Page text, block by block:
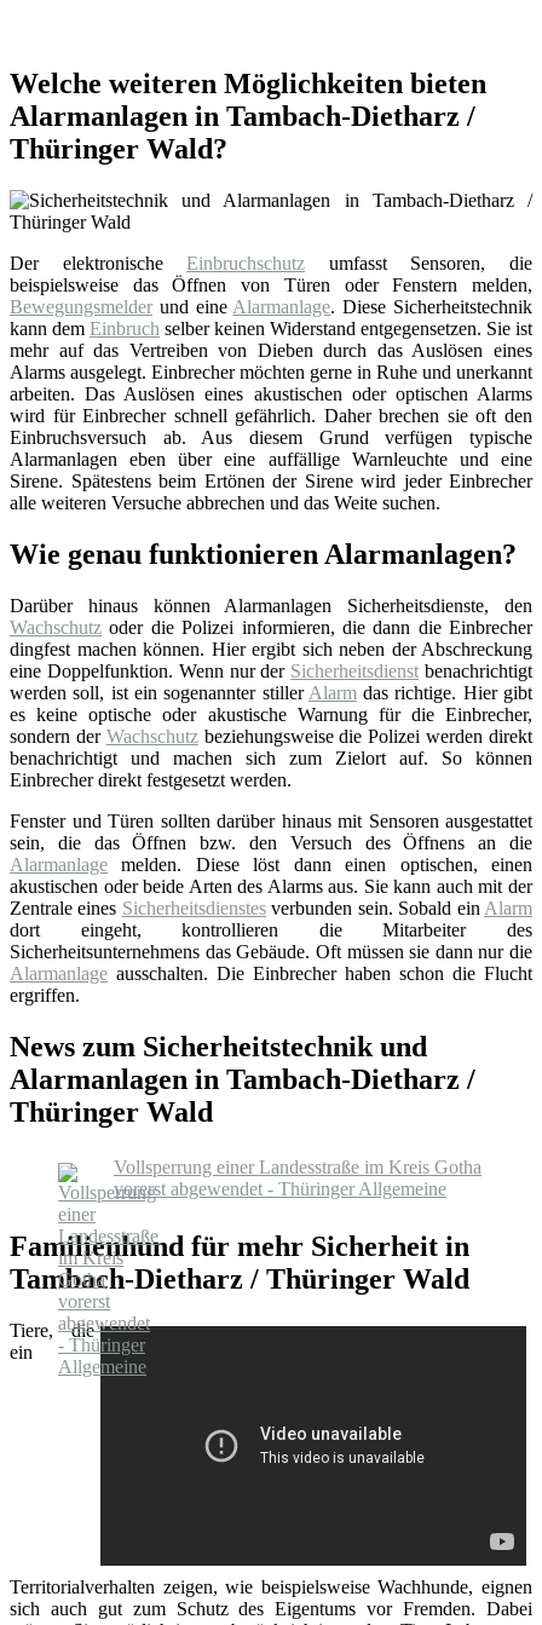
Welche weiteren Möglichkeiten bieten
Alarmanlagen in Tambach-Dietharz /
Thüringer Wald?
Der elektronischeEinbruchschutz umfasst Sensoren, die
beispielsweise das Öffnen von Türen oder Fenstern melden,
Bewegungsmelder und eine Alarmanlage. Diese Sicherheitstechnik
kann dem Einbruch selber keinen Widerstand entgegensetzen. Sie ist
mehr auf das Vertreiben von Dieben durch das Auslösen eines
Alarms ausgelegt. Einbrecher möchten gerne in Ruhe und unerkannt
arbeiten. Das Auslösen eines akustischen oder optischen Alarms
wird für Einbrecher schnell gefährlich. Daher brechen sie oft den
Einbruchsversuch ab. Aus diesem Grund verfügen typische
Alarmanlagen eben über eine auffällige Warnleuchte und eine
Sirene. Spätestens beim Ertönen der Sirene wird jeder Einbrecher
alle weiteren Versuche abbrechen und das Weite suchen.
Wie genau funktionieren Alarmanlagen?
Darüber hinaus können Alarmanlagen Sicherheitsdienste, den
Wachschutz oder die Polizei informieren, die dann die Einbrecher
dingfest machen können. Hier ergibt sich neben der Abschreckung
eine Doppelfunktion. Wenn nur der Sicherheitsdienst benachrichtigt
werden soll, ist ein sogenannter stiller Alarmdas richtige. Hier gibt
es keine optische oder akustische Warnung für die Einbrecher,
sondern der Wachschutzbeziehungsweise die Polizei werden direkt
benachrichtigt und machen sich zum Zielort auf. So können
Einbrecher direkt festgesetzt werden.
Fenster und Türen sollten darüber hinaus mit Sensoren ausgestattet
sein, die das Öffnen bzw. den Versuch des Öffnens an die
Alarmanlage melden. Diese löst dann einen optischen, einen
akustischen oder beide Arten des Alarms aus. Sie kann auch mit der
Zentrale eines Sicherheitsdienstesverbunden sein. Sobald ein Alarm
dort eingeht, kontrollieren die Mitarbeiter des
Sicherheitsunternehmens das Gebäude. Oft müssen sie dann nur die
Alarmanlage ausschalten. Die Einbrecher haben schon die Flucht
ergriffen.
News zum Sicherheitstechnik und
Alarmanlagen in Tambach-Dietharz /
Thüringer Wald
Vollsperrung einer Landesstraße im Kreis Gotha
vorerst abgewendet - Thüringer Allgemeine
Familienhund für mehr Sicherheit in
Tambach-Dietharz / Thüringer Wald
Tiere, die
ein
Territorialverhalten zeigen, wie beispielsweise Wachhunde, eignen
sich auch gut zum Schutz des Eigentums vor Fremden. Dabei